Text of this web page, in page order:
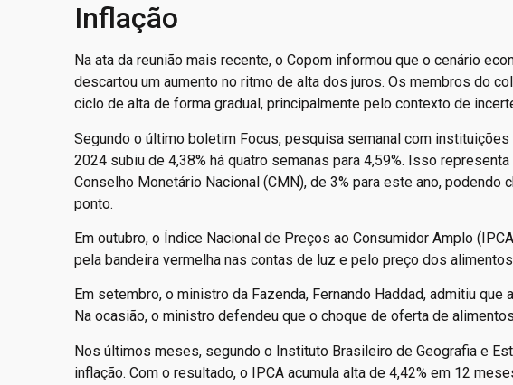
Inflação
Na ata da reunião mais recente, o Copom informou que o cenário
descartou um aumento no ritmo de alta dos juros. Os membros do
ciclo de alta de forma gradual, principalmente pelo contexto de
Segundo o último boletim Focus, pesquisa semanal com
2024 subiu de 4,38% há quatro semanas para 4,59%. Isso
Conselho Monetário Nacional (CMN), de 3% para este ano, podendo
ponto.
Em outubro, o Índice Nacional de Preços ao Consumidor Amplo
pela bandeira vermelha nas contas de luz e pelo preço dos
Em setembro, o ministro da Fazenda, Fernando Haddad, admitiu que a
Na ocasião, o ministro defendeu que o choque de oferta de
Nos últimos meses, segundo o Instituto Brasileiro de Geografia e
inflação. Com o resultado, o IPCA acumula alta de 4,42% em 12